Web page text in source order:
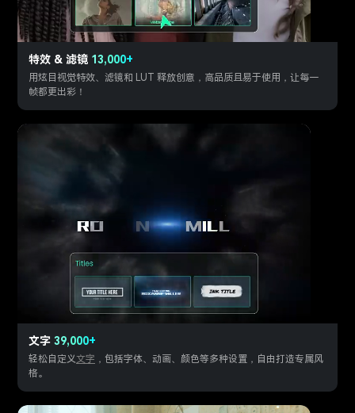
特效 & 滤镜 13,000+
用炫目视觉特效、滤镜和 LUT 释放创意，高品质且易于使用，让每一
帧都更出彩！
文字 39,000+
轻松自定义文字 ，包括字体、动画、颜色等多种设置，自由打造专属风
格。